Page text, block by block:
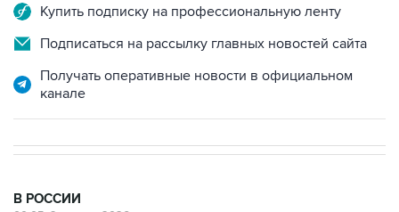
Купить подписку на профессиональную ленту
Подписаться на рассылку главных новостей сайта
Получать оперативные новости в официальном
канале
В РОССИИ